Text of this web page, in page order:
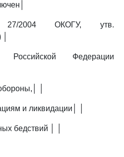
27/2004 ОКОГУ, утв.
Российской Федерации
│
и ликвидации│ │
бедствий │ │